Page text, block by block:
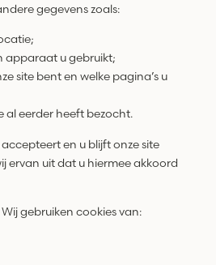
gegevens zoals:
apparaat u gebruikt;
site bent en welke pagina’s u
al eerder heeft bezocht.
en u blijft onze site
ervan uit dat u hiermee akkoord
Wij gebruiken cookies van: